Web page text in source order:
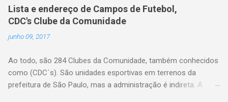
Lista e endereço de Campos de Futebol,
CDC's Clube da Comunidade
junho 09, 2017
Ao todo, são 284 Clubes da Comunidade, também conhecidos
como (CDC´s). São unidades esportivas em terrenos da
prefeitura de São Paulo, mas a administração é indireta. A